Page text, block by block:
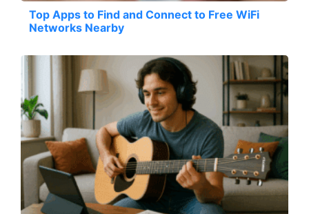
Top Apps to Find and Connect to Free WiFi
Networks Nearby